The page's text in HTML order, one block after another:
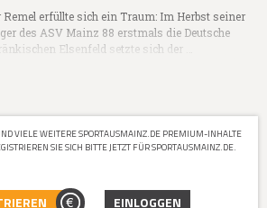
erfüllte sich ein Traum: Im Herbst seiner
des ASV Mainz 88 erstmals die Deutsche
Elsenfeld setzte sich der …
VIELE WEITERE SPORTAUSMAINZ.DE PREMIUM-INHALTE
SIE SICH BITTE JETZT FÜR SPORTAUSMAINZ.DE.
EINLOGGEN